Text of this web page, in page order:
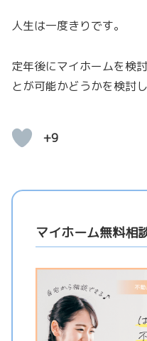
人生は一度きりです。
定年後にマイホームを検
とが可能かどうかを検討
+9
マイホーム無料相